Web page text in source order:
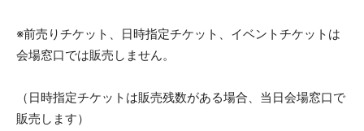
※前売りチケット、日時指定チケット、イベントチケットは
会場窓口では販売しません。
（日時指定チケットは販売残数がある場合、当日会場窓口で
販売します）